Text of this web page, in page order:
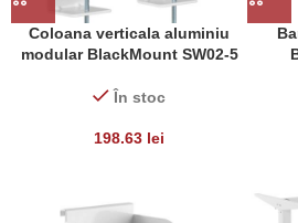
Coloana verticala aluminiu
modular BlackMount SW02-5
În stoc
198.63 lei